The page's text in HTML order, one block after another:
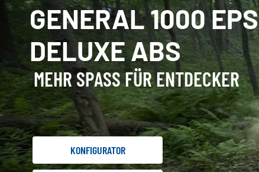
GENERAL 1000 EPS
DELUXE ABS
MEHR SPASS FÜR ENTDECKER
KONFIGURATOR